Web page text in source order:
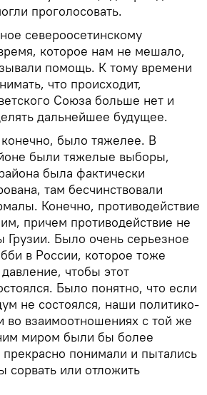
проголосовать.
североосетинскому
которое нам не мешало,
помощь. К тому времени
что происходит,
Союза больше нет и
дальнейшее будущее.
было тяжелее. В
были тяжелые выборы,
была фактически
там бесчинствовали
Конечно, противодействие
причем противодействие не
Грузии. Было очень серьезное
в России, которое тоже
чтобы этот
Было понятно, что если
не состоялся, наши политико-
во взаимоотношениях с той же
миром были бы более
понимали и пытались
сорвать или отложить